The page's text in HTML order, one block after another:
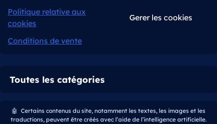
Politique relative aux
cookies
Gerer les cookies
Conditions de vente
Toutes les catégories
🤖 Certains contenus du site, notamment les textes, les images et les
traductions, peuvent être créés avec l’aide de l’intelligence artificielle.